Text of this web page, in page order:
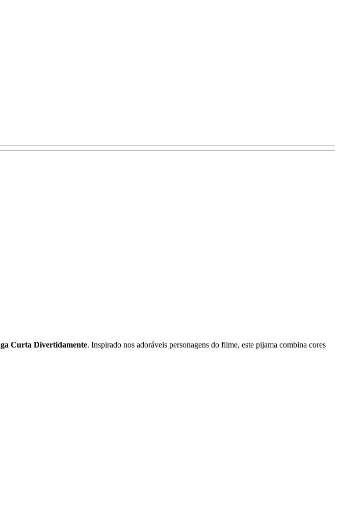
Curta Divertidamente. Inspirado nos adoráveis personagens do filme, este pijama combina cores